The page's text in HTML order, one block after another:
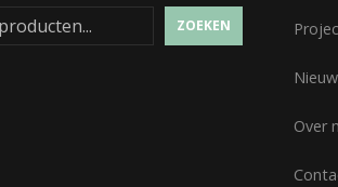
ZOEKEN
Over